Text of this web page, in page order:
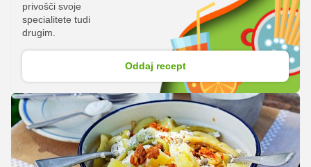
privošči svoje
specialitete tudi
drugim.
Oddaj recept